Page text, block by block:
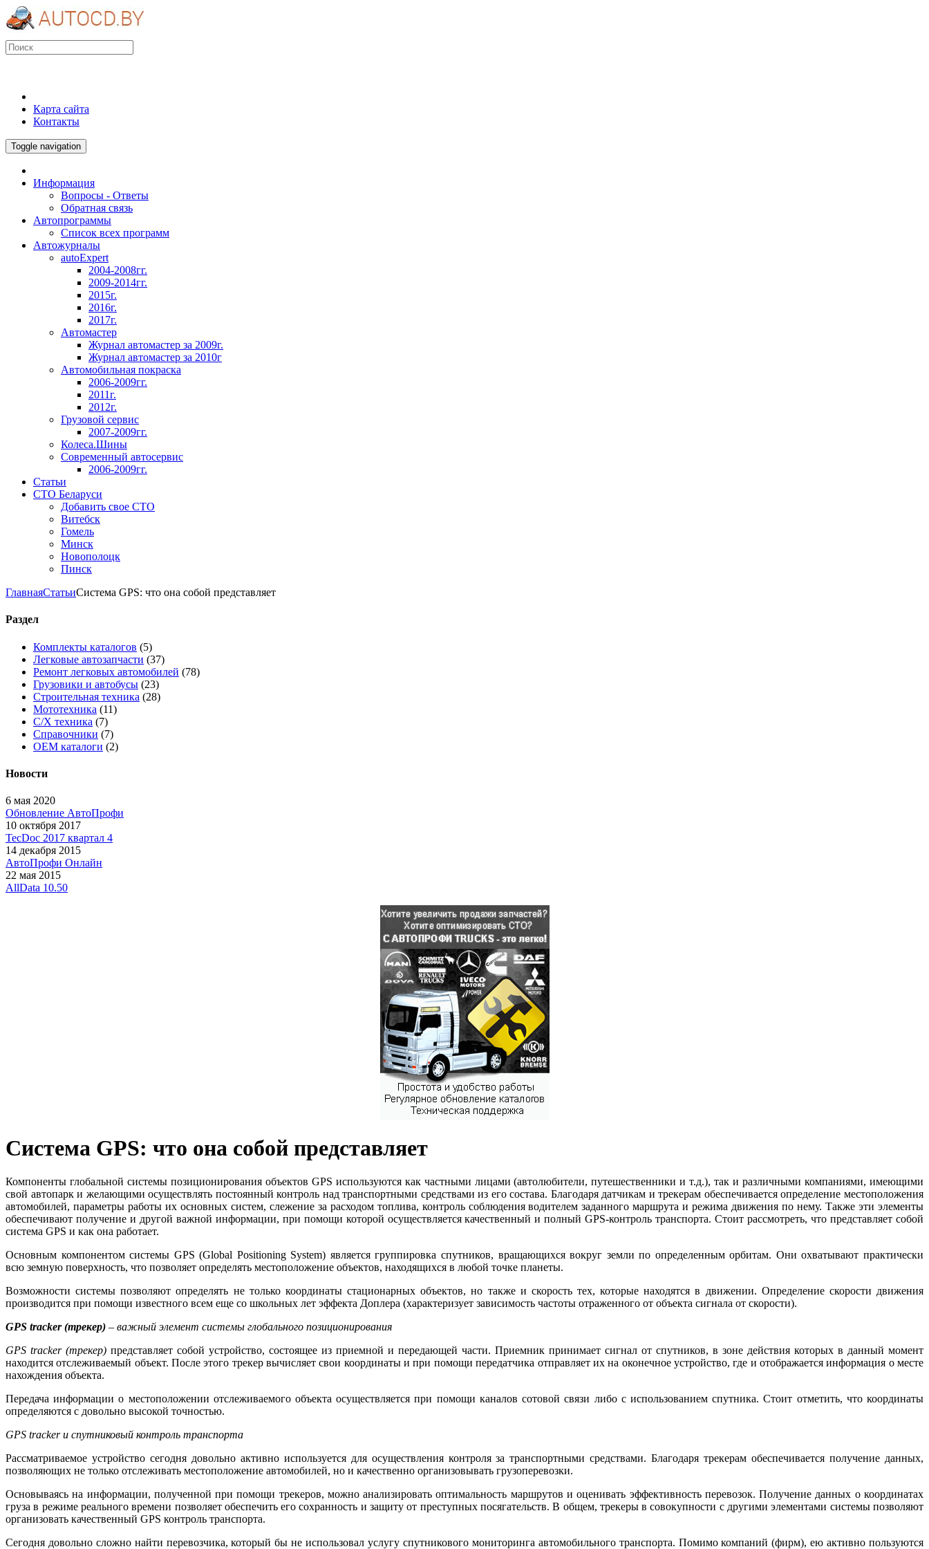
Карта сайта
Контакты
Toggle navigation
Информация
Вопросы - Ответы
Обратная связь
Автопрограммы
Список всех программ
Автожурналы
autoExpert
2004-2008гг.
2009-2014гг.
2015г.
2016г.
2017г.
Автомастер
Журнал автомастер за 2009г.
Журнал автомастер за 2010г
Автомобильная покраска
2006-2009гг.
2011г.
2012г.
Грузовой сервис
2007-2009гг.
Колеса.Шины
Современный автосервис
2006-2009гг.
Статьи
СТО Беларуси
Добавить свое СТО
Витебск
Гомель
Минск
Новополоцк
Пинск
ГлавнаяСтатьиСистема GPS: что она собой представляет
Раздел
Комплекты каталогов (5)
Легковые автозапчасти (37)
Ремонт легковых автомобилей (78)
Грузовики и автобусы (23)
Строительная техника (28)
Мототехника (11)
С/Х техника (7)
Справочники (7)
OEM каталоги (2)
Новости
6 мая 2020
Обновление АвтоПрофи
10 октября 2017
TecDoc 2017 квартал 4
14 декабря 2015
АвтоПрофи Онлайн
22 мая 2015
AllData 10.50
Система GPS: что она собой представляет
Компоненты глобальной системы позиционирования объектов GPS используются как частными лицами (автолюбители, путешественники и т.д.), так и различными компаниями, имеющими
свой автопарк и желающими осуществлять постоянный контроль над транспортными средствами из его состава. Благодаря датчикам и трекерам обеспечивается определение местоположения
автомобилей, параметры работы их основных систем, слежение за расходом топлива, контроль соблюдения водителем заданного маршрута и режима движения по нему. Также эти элементы
обеспечивают получение и другой важной информации, при помощи которой осуществляется качественный и полный GPS-контроль транспорта. Стоит рассмотреть, что представляет собой
система GPS и как она работает.
Основным компонентом системы GPS (Global Positioning System) является группировка спутников, вращающихся вокруг земли по определенным орбитам. Они охватывают практически
всю земную поверхность, что позволяет определять местоположение объектов, находящихся в любой точке планеты.
Возможности системы позволяют определять не только координаты стационарных объектов, но также и скорость тех, которые находятся в движении. Определение скорости движения
производится при помощи известного всем еще со школьных лет эффекта Доплера (характеризует зависимость частоты отраженного от объекта сигнала от скорости).
GPS tracker (трекер) – важный элемент системы глобального позиционирования
GPS tracker (трекер) представляет собой устройство, состоящее из приемной и передающей части. Приемник принимает сигнал от спутников, в зоне действия которых в данный момент
находится отслеживаемый объект. После этого трекер вычисляет свои координаты и при помощи передатчика отправляет их на оконечное устройство, где и отображается информация о месте
нахождения объекта.
Передача информации о местоположении отслеживаемого объекта осуществляется при помощи каналов сотовой связи либо с использованием спутника. Стоит отметить, что координаты
определяются с довольно высокой точностью.
GPS tracker и спутниковый контроль транспорта
Рассматриваемое устройство сегодня довольно активно используется для осуществления контроля за транспортными средствами. Благодаря трекерам обеспечивается получение данных,
позволяющих не только отслеживать местоположение автомобилей, но и качественно организовывать грузоперевозки.
Основываясь на информации, полученной при помощи трекеров, можно анализировать оптимальность маршрутов и оценивать эффективность перевозок. Получение данных о координатах
груза в режиме реального времени позволяет обеспечить его сохранность и защиту от преступных посягательств. В общем, трекеры в совокупности с другими элементами системы позволяют
организовать качественный GPS контроль транспорта.
Сегодня довольно сложно найти перевозчика, который бы не использовал услугу спутникового мониторинга автомобильного транспорта. Помимо компаний (фирм), ею активно пользуются